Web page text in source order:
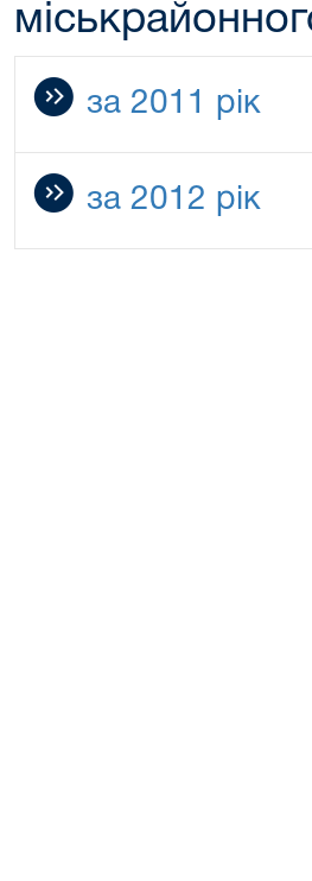
за 2011 рік
за 2012 рік